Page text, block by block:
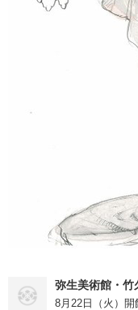
弥生美術館・竹
8月22日（火）